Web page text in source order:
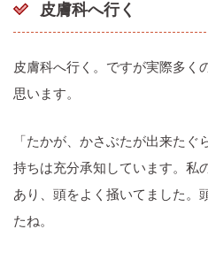
皮膚科へ行く
皮膚科へ行く。ですが実際多く
思います。
「たかが、かさぶたが出来た
持ちは充分承知しています。私
あり、頭をよく掻いてました。
たね。